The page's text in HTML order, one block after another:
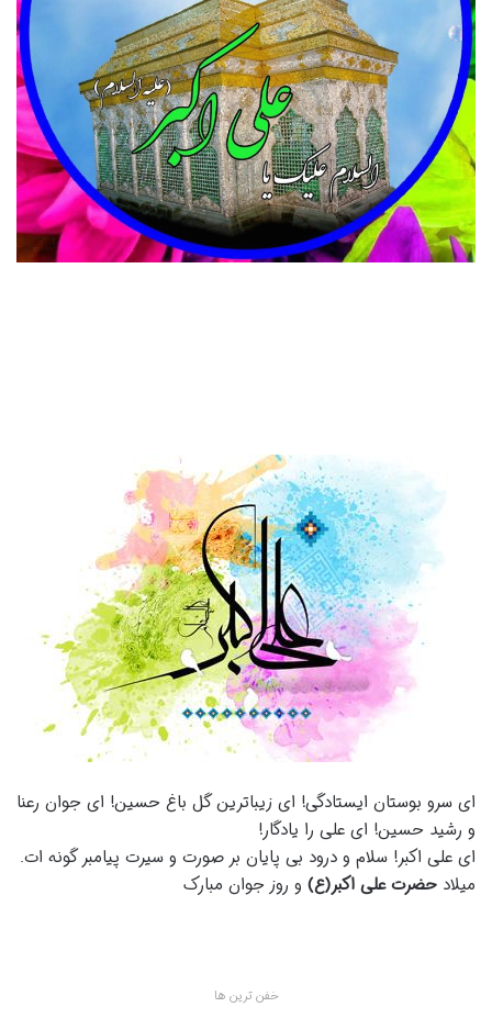
ای سرو بوستان ایستادگی! ای زیباترین گل باغ حسین! ای جوان رعنا
و رشید حسین! ای علی را یادگار!
ای علی اکبر! سلام و درود بی پایان بر صورت و سیرت پیامبر گونه ات.
میلاد حضرت علی اکبر(ع) و روز جوان مبارک
خفن ترین ها